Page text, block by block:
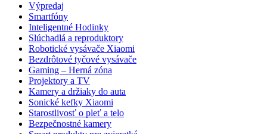
Výpredaj
Smartfóny
Inteligentné Hodinky
Slúchadlá a reproduktory
Robotické vysávače Xiaomi
Bezdrôtové tyčové vysávače
Gaming – Herná zóna
Projektory a TV
Kamery a držiaky do auta
Sonické kefky Xiaomi
Starostlivosť o pleť a telo
Bezpečnostné kamery